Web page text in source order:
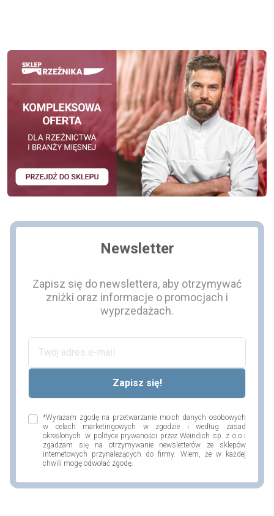
Newsletter
Zapisz się do newslettera, aby otrzymywać
zniżki oraz informacje o promocjach i
wyprzedażach.
*Wyrażam zgodę na przetwarzanie moich danych osobowych
w celach marketingowych w zgodzie i według zasad
określonych w polityce prywaności przez Weindich sp. z o.o i
zgadzam się na otrzymywanie newsletterów ze sklepów
internetowych przynależących do firmy. Wiem, że w każdej
chwili mogę odwołać zgodę.